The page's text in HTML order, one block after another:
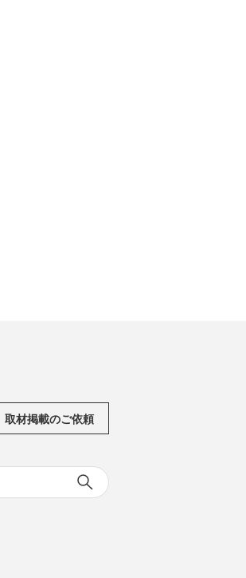
取材掲載のご依頼